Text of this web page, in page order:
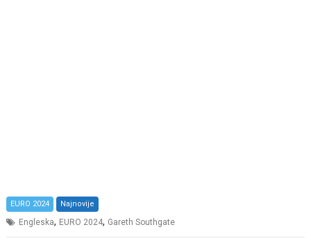
EURO 2024 Najnovije
Engleska, EURO 2024, Gareth Southgate